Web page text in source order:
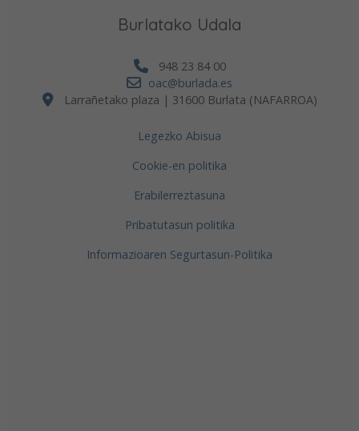
Burlatako Udala
948 23 84 00
oac@burlada.es
Larrañetako plaza | 31600 Burlata (NAFARROA)
Legezko Abisua
Cookie-en politika
Erabilerreztasuna
Pribatutasun politika
Informazioaren Segurtasun-Politika